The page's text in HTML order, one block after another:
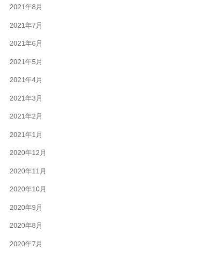
2021年8月
2021年7月
2021年6月
2021年5月
2021年4月
2021年3月
2021年2月
2021年1月
2020年12月
2020年11月
2020年10月
2020年9月
2020年8月
2020年7月